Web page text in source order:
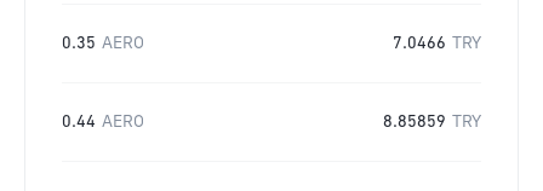
0.35 AERO 7.0466 TRY
0.44 AERO 8.85859 TRY